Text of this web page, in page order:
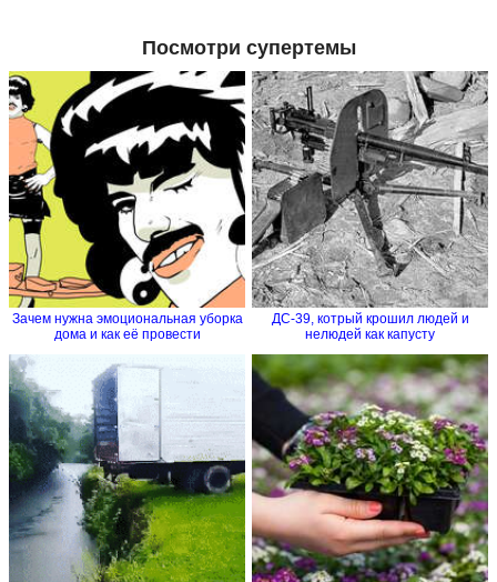
Посмотри супертемы
Зачем нужна эмоциональная уборка
дома и как её провести
ДС-39, котрый крошил людей и
нелюдей как капусту